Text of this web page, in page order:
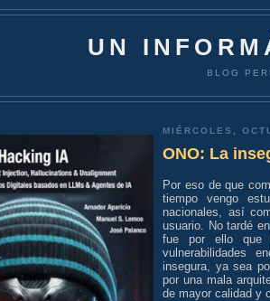
UN
BLOG
MIÉRCOLES,
ONO: La
Por eso de que
tiempo vengo
nacionales, así
usuario. No tardé
fue por ello que
vulnerabilidades
insegura, ya sea
por una mala
de mayor calidad y